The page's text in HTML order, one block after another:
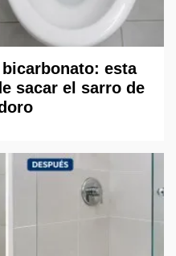
esta
sacar el sarro de